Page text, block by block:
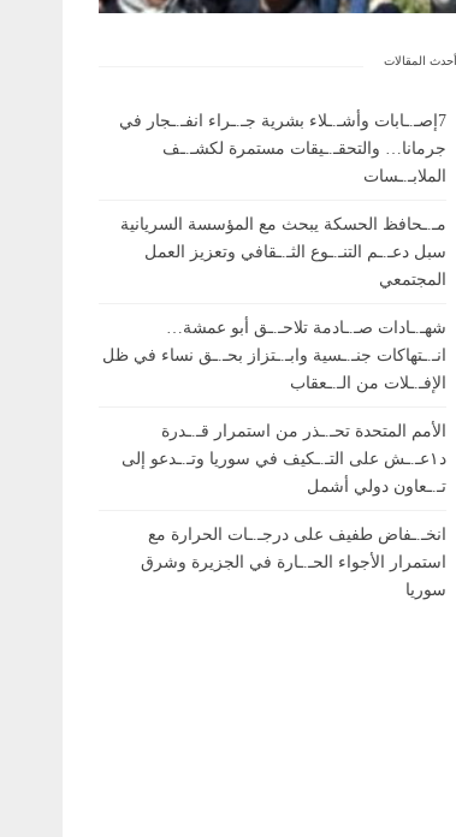
أحدث المقالات
7إصـ.ـابات وأشـ.ـلاء بشرية جـ.ـراء انفـ.ـجار في
جرمانا… والتحقـ.ـيقات مستمرة لكشـ.ـف
الملابـ.ـسات
مـ.ـحافظ الحسكة يبحث مع المؤسسة السريانية
سبل دعـ.ـم التنـ.ـوع الثـ.ـقافي وتعزيز العمل
المجتمعي
شهـ.ـادات صـ.ـادمة تلاحـ.ـق أبو عمشة…
انـ.ـتهاكات جنـ.ـسية وابـ.ـتزاز بحـ.ـق نساء في ظل
الإفـ.ـلات من الـ.ـعقاب
الأمم المتحدة تحـ.ـذر من استمرار قـ.ـدرة
د١عـ.ـش على التـ.ـكيف في سوريا وتـ.ـدعو إلى
تـ.ـعاون دولي أشمل
انخـ.ـفاض طفيف على درجـ.ـات الحرارة مع
استمرار الأجواء الحـ.ـارة في الجزيرة وشرق
سوريا